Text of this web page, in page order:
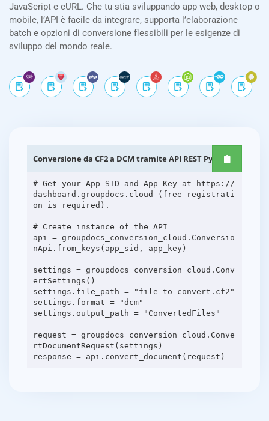
JavaScript e cURL. Che tu stia sviluppando app web, desktop o
mobile, l’API è facile da integrare, supporta l’elaborazione
batch e opzioni di conversione flessibili per le esigenze di
sviluppo del mondo reale.
Conversione da CF2 a DCM tramite API REST Python
# Get your App SID and App Key at https://
dashboard.groupdocs.cloud (free registrati
on is required).
# Create instance of the API
api = groupdocs_conversion_cloud.Conversio
nApi.from_keys(app_sid, app_key)
settings = groupdocs_conversion_cloud.Conv
ertSettings()
settings.file_path = "file-to-convert.cf2"
settings.format = "dcm"
settings.output_path = "ConvertedFiles"
request = groupdocs_conversion_cloud.Conve
rtDocumentRequest(settings)